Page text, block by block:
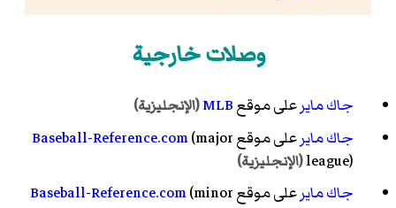
وصلات خارجية
جاك مايرعلى موقعMLB(الإنجليزية)
جاك مايرعلى موقع Baseball-Reference.com(major
league)(الإنجليزية)
جاك مايرعلى موقع Baseball-Reference.com(minor